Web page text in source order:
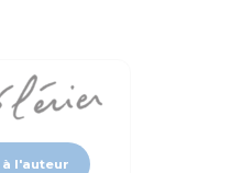
à l'auteur